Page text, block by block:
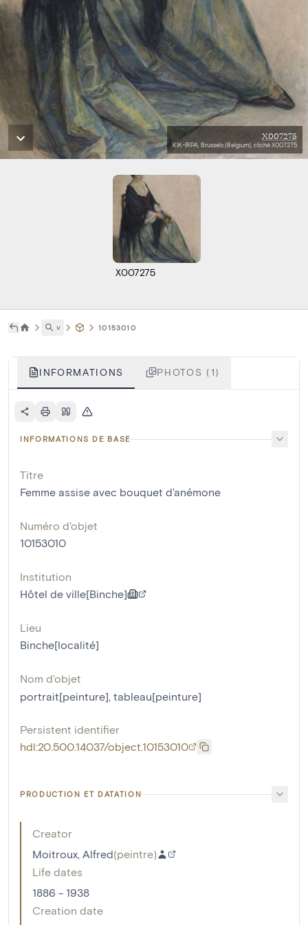
X007275
KIK-IRPA, Brussels (Belgium), cliché X007275
X007275
˅ 10153010
INFORMATIONS PHOTOS (1)
INFORMATIONS DE BASE
Titre
Femme assise avec bouquet d'anémone
Numéro d'objet
10153010
Institution
Hôtel de ville[Binche]
Lieu
Binche[localité]
Nom d'objet
portrait[peinture], tableau[peinture]
Persistent identifier
hdl:20.500.14037/object.10153010
PRODUCTION ET DATATION
Creator
Moitroux, Alfred(peintre)
Life dates
1886 - 1938
Creation date